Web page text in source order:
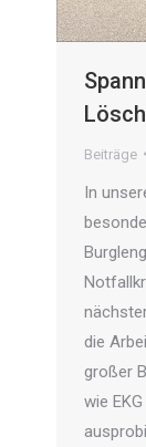
Beiträge
In
die
großer
wie